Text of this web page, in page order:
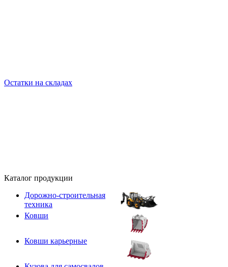
Остатки на складах
Каталог продукции
Дорожно-строительная
техника
Ковши
Ковши карьерные